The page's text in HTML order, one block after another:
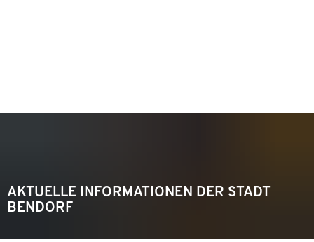
AKTUELLE INFORMATIONEN DER STADT
BENDORF